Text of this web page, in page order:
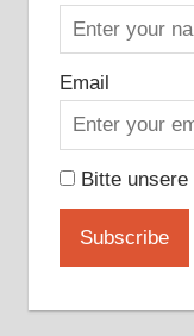
Email
Bitte unsere